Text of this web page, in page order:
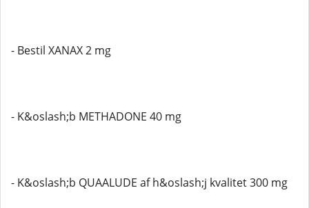
- Bestil XANAX 2 mg
- K&oslash;b METHADONE 40 mg
- K&oslash;b QUAALUDE af h&oslash;j kvalitet 300 mg